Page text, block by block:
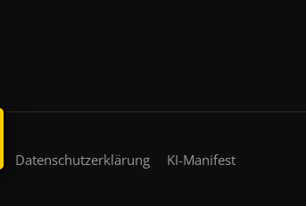
Datenschutzerklärung KI-Manifest